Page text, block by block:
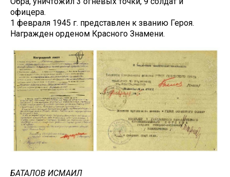
офицера.
1 февраля 1945 г. представлен к званию Героя.
Награжден орденом Красного Знамени.
БАТАЛОВ ИСМАИЛ